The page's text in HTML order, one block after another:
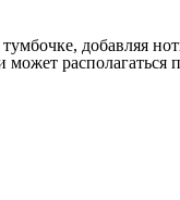
добавляя
может